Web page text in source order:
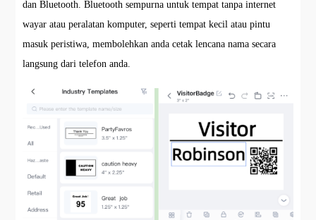
dan Bluetooth. Bluetooth sempurna untuk tempat tanpa internet
wayar atau peralatan komputer, seperti tempat kecil atau pintu
masuk peristiwa, membolehkan anda cetak lencana nama secara
langsung dari telefon anda.